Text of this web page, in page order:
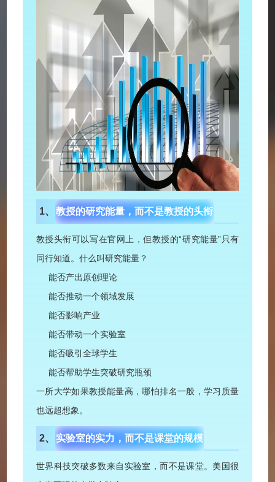
1、 教授的研究能量， 而不是教授的头衔
教授头衔可以写在官网上，但教授的“研究能量”只有
同行知道。什么叫研究能量？
能否产出原创理论
能否推动一个领域发展
能否影响产业
能否带动一个实验室
能否吸引全球学生
能否帮助学生突破研究瓶颈
一所大学如果教授能量高，哪怕排名一般，学习质量
也远超想象。
2、 实验室的实力， 而不是课堂的规模
世界科技突破多数来自实验室，而不是课堂。美国很